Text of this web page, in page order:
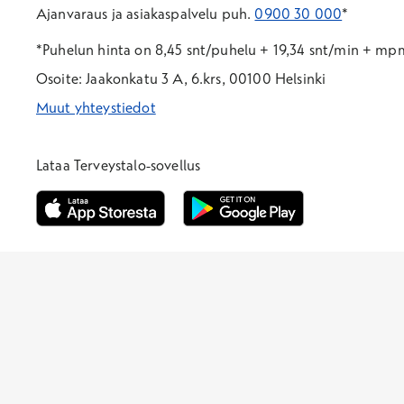
Ajanvaraus ja asiakaspalvelu puh. 0900 30 000*
*Puhelun hinta on 8,45 snt/puhelu + 19,34 snt/min +
Osoite: Jaakonkatu 3 A, 6.krs, 00100 Helsinki
Muut yhteystiedot
Lataa Terveystalo-sovellus